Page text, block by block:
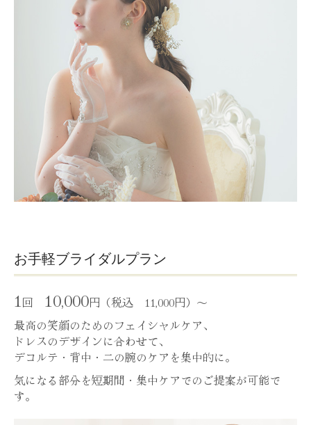
お手軽ブライダルプラン
1 回 10,000円（税込 11,000円）～
最高の笑顔のためのフェイシャルケア、
ドレスのデザインに合わせて、
デコルテ・背中・二の腕のケアを集中的に。
気になる部分を短期間・集中ケアでの ご提案が可能で
す。